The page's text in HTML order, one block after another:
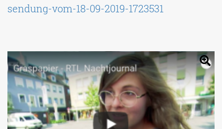
sendung-vom-18-09-2019-1723531